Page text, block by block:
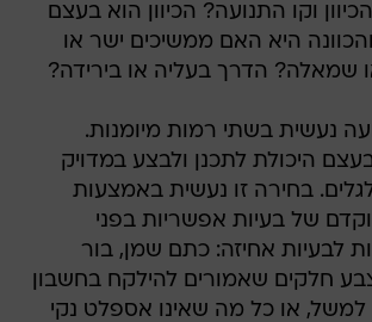
וקו התנועה? הכיוון הוא בעצם
היא האם ממשיכים ישר או
שמאלה? הדרך בעליה או בירידה?
נעשית בשתי רמות מיומנות.
היכולת לתכנן ולבצע במדויק
בחירה זו נעשית באמצעות
של בעיות אפשריות בפני
לבעיות אחיזה: כתם שמן, בור
צבע חלקים שאמורים להילקח בחשבון
או כל מה שאינו אספלט נקי